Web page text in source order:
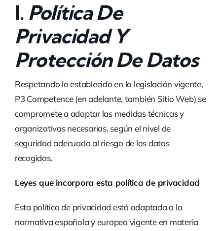
I. POlítica De
Privacidad Y
Protección De Datos
Respetando lo establecido en la legislación vigente,
P3 Competence (en adelante, también Sitio Web) se
compromete a adoptar las medidas técnicas y
organizativas necesarias, según el nivel de
seguridad adecuado al riesgo de los datos
recogidos.
Leyes que incorpora esta política de privacidad
Esta política de privacidad está adaptada a la
normativa española y europea vigente en materia